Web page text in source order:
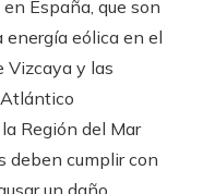
España, que son
energía eólica en el
Vizcaya y las
Región del Mar
deben cumplir con
un daño